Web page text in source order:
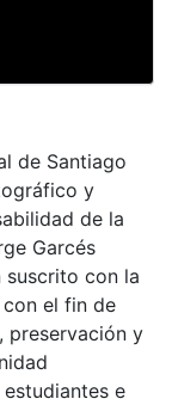
de Santiago
y
de la
Garcés
con la
el fin de
preservación y
e